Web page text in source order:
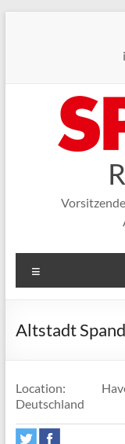
Altstadt
Location:
Deutschland